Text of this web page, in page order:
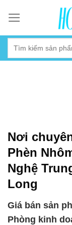
content
Nơi
Phèn
Nghệ
Long
Giá bán sản
Phòng kinh